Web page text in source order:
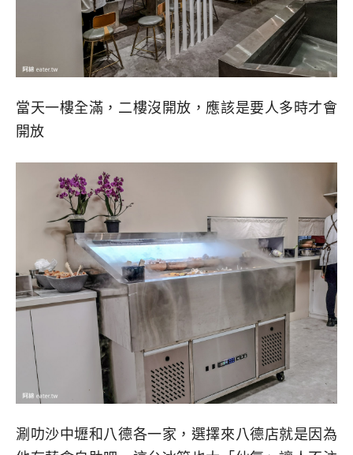
當天一樓全滿，二樓沒開放，應該是要人多時才會
開放
涮叻沙中壢和八德各一家，選擇來八德店就是因為